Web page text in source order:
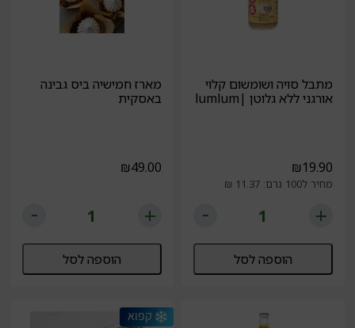
מתבל סויה ושומשום קלוי
אורגני ללא גלוטן |lumlum
₪19.90
מחיר ל100 גרם: 11.37 ₪
הוספה לסל
מארז חמישיה ביס גבינה
באסקית
₪49.00
הוספה לסל